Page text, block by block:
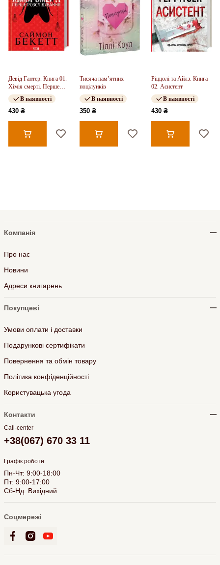
Девід Гантер. Книга 01.
Хімія смерті. Перше
розслідування
В наявності
430 ₴
Тисяча пам’ятних
поцілунків
В наявності
350 ₴
Ріццолі та Айлз. Книга
02. Асистент
В наявності
430 ₴
Компанія
Про нас
Новини
Адреси книгарень
Покупцеві
Умови оплати і доставки
Подарункові сертифікати
Повернення та обмін товару
Політика конфіденційності
Користувацька угода
Контакти
Call-center
+38(067) 670 33 11
Графік роботи
Пн-Чт: 9:00-18:00
Пт: 9:00-17:00
Сб-Нд: Вихідний
Соцмережі